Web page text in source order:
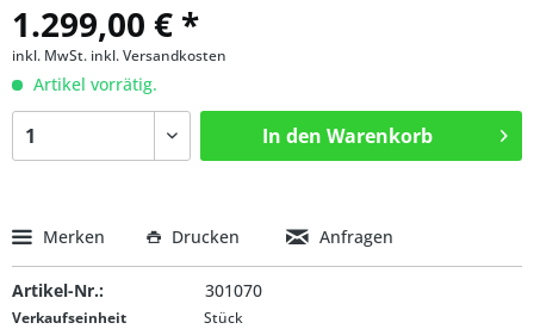
1.299,00 € *
inkl. MwSt. inkl. Versandkosten
Artikel vorrätig.
In den Warenkorb
Merken Drucken Anfragen
Artikel-Nr.: 301070
Verkaufseinheit Stück